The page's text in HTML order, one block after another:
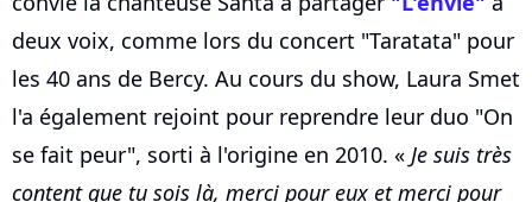
deux voix, comme lors du concert "Taratata" pour
les 40 ans de Bercy. Au cours du show, Laura Smet
l'a également rejoint pour reprendre leur duo "On
se fait peur", sorti à l'origine en 2010. « Je suis très
content que tu sois là, merci pour eux et merci pour